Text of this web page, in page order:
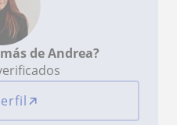
de Andrea?